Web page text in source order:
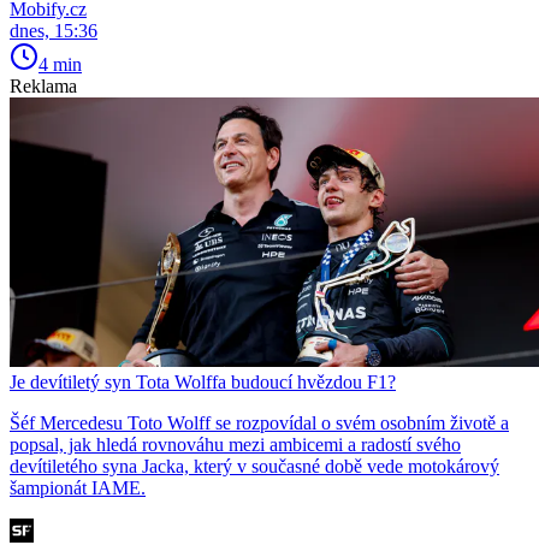
Mobify.cz
dnes, 15:36
4 min
Reklama
Je devítiletý syn Tota Wolffa budoucí hvězdou F1?
Šéf Mercedesu Toto Wolff se rozpovídal o svém osobním životě a
popsal, jak hledá rovnováhu mezi ambicemi a radostí svého
devítiletého syna Jacka, který v současné době vede motokárový
šampionát IAME.